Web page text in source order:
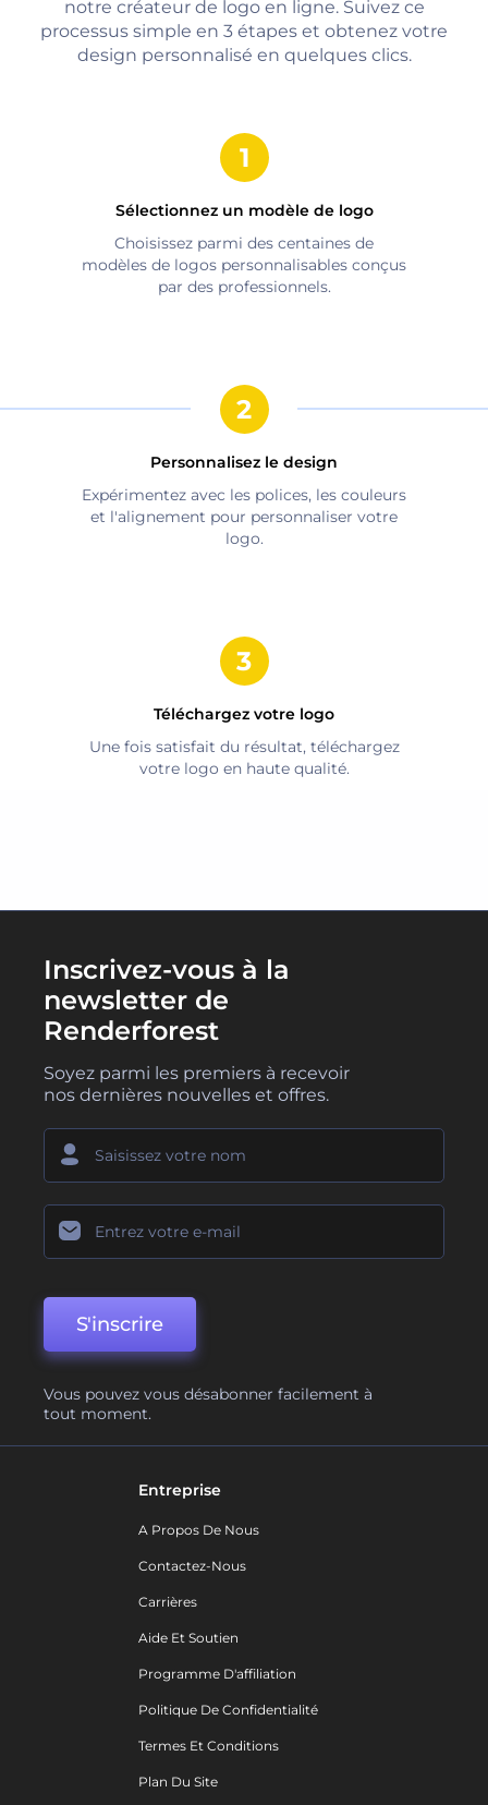
notre créateur de logo en ligne. Suivez ce
processus simple en 3 étapes et obtenez votre
design personnalisé en quelques clics.
Sélectionnez un modèle de logo
Choisissez parmi des centaines de
modèles de logos personnalisables conçus
par des professionnels.
Personnalisez le design
Expérimentez avec les polices, les couleurs
et l'alignement pour personnaliser votre
logo.
Téléchargez votre logo
Une fois satisfait du résultat, téléchargez
votre logo en haute qualité.
Inscrivez-vous à la
newsletter de
Renderforest
Soyez parmi les premiers à recevoir
nos dernières nouvelles et offres.
S'inscrire
Vous pouvez vous désabonner facilement à
tout moment.
Entreprise
A Propos De Nous
Contactez-Nous
Carrières
Aide Et Soutien
Programme D'affiliation
Politique De Confidentialité
Termes Et Conditions
Plan Du Site